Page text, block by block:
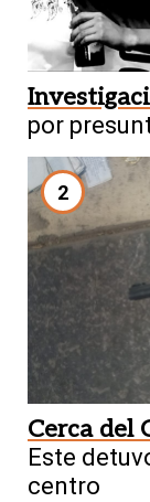
por
2
Cerca del
Este
centro